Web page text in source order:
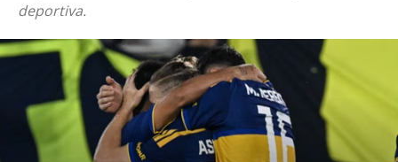
deportiva.